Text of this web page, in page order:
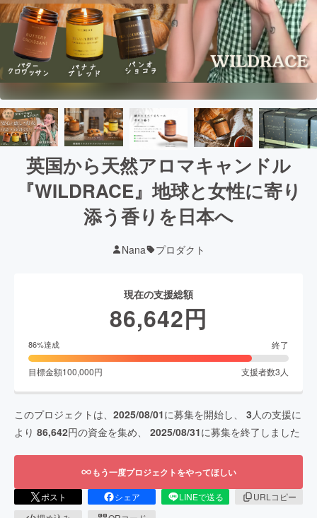
英国から天然アロマキャンドル
『WILDRACE』地球と女性に寄り
添う香りを日本へ
Nana プロダクト
現在の支援総額
86,642円
86%達成 終了
目標金額100,000円 支援者数3 人
このプロジェクトは、 2025/08/01に募集を開始し、 3 人の支援に
より 86,642円の資金を集め、 2025/08/31に募集を終了しました
もう一度プロジェクトをやってほしい
ポスト シェア LINEで送る
URLコピー